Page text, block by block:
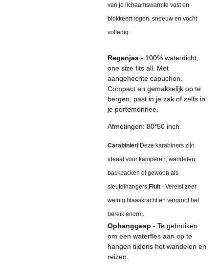
van je lichaamswarmte vast en
blokkeert regen, sneeuw en vocht
volledig.
Regenjas- 100% waterdicht,
one size fits all. Met
aangehechte capuchon.
Compact en gemakkelijk op te
bergen, past in je zak of zelfs in
je portemonnee.
Afmetingen: 80*50 inch
CarabinieriDeze karabiners zijn
ideaal voor kamperen, wandelen,
backpacken of gewoon als
sleutelhangers. Fluit- Vereist zeer
weinig blaaskracht en vergroot het
bereik enorm.
Ophanggesp - Te gebruiken
om een ​​waterfles aan op te
hangen tijdens het wandelen en
reizen.